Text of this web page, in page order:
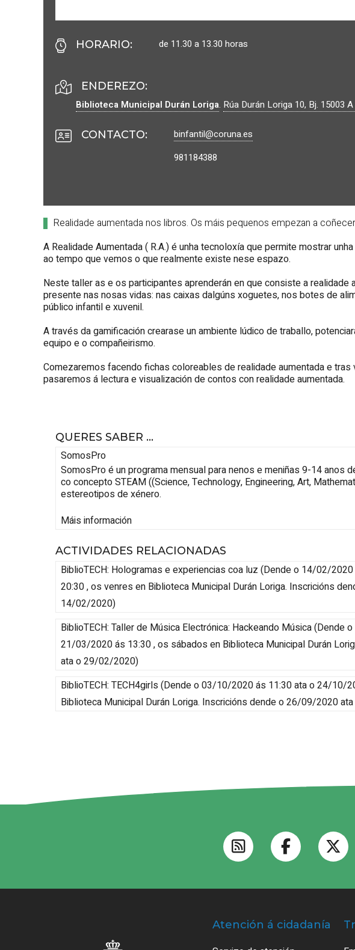
HORARIO: de 11.30 a 13.30 horas
ENDEREZO:
Biblioteca Municipal Durán Loriga. Rúa Durán Loriga 10, Bj. 15003
CONTACTO:
binfantil@coruna.es
981184388
Realidade aumentada nos libros. Os máis pequenos empezan a
A Realidade Aumentada ( R.A.) é unha tecnoloxía que permite mostrar
ao tempo que vemos o que realmente existe nese espazo.
Neste taller as e os participantes aprenderán en que consiste a realidade
presente nas nosas vidas: nas caixas dalgúns xoguetes, nos botes de
público infantil e xuvenil.
A través da gamificación crearase un ambiente lúdico de traballo,
equipo e o compañeirismo.
Comezaremos facendo fichas coloreables de realidade aumentada e
pasaremos á lectura e visualización de contos con realidade aumentada.
QUERES SABER ...
SomosPro
SomosPro é un programa mensual para nenos e meniñas 9-14 anos
co concepto STEAM ((Science, Technology, Engineering, Art,
estereotipos de xénero.
Máis información
ACTIVIDADES RELACIONADAS
BiblioTECH: Hologramas e experiencias coa luz (Dende o 14/02/
20:30 , os venres en Biblioteca Municipal Durán Loriga. Inscricións
14/02/2020)
BiblioTECH: Taller de Música Electrónica: Hackeando Música(Dende
21/03/2020 ás 13:30 , os sábados en Biblioteca Municipal Durán
ata o 29/02/2020)
BiblioTECH: TECH4girls (Dende o 03/10/2020 ás 11:30 ata o 24/10/
Biblioteca Municipal Durán Loriga. Inscricións dende o 26/09/2020
Atención á cidadanía